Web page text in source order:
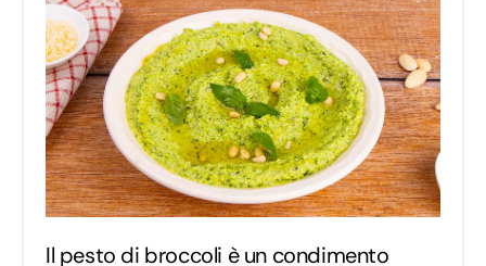
Il pesto di broccoli è un condimento